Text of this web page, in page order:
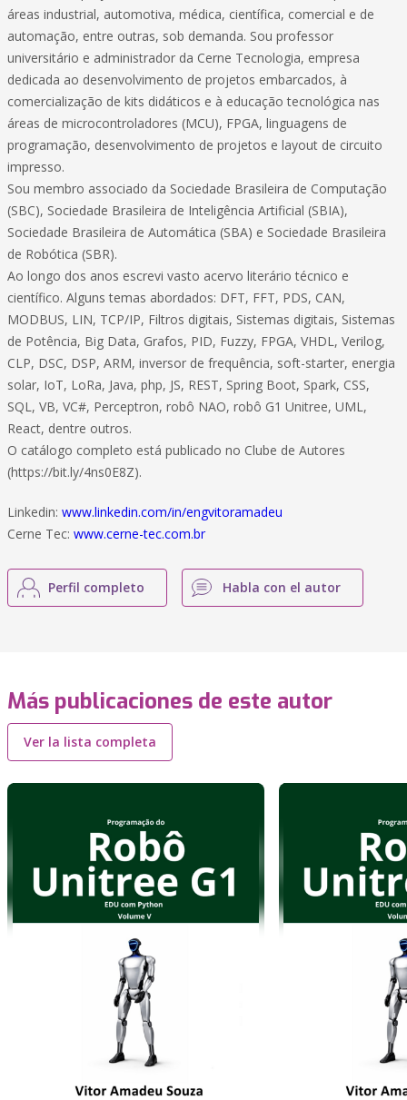
áreas industrial, automotiva, médica, científica, comercial e de
automação, entre outras, sob demanda. Sou professor
universitário e administrador da Cerne Tecnologia, empresa
dedicada ao desenvolvimento de projetos embarcados, à
comercialização de kits didáticos e à educação tecnológica nas
áreas de microcontroladores (MCU), FPGA, linguagens de
programação, desenvolvimento de projetos e layout de circuito
impresso.
Sou membro associado da Sociedade Brasileira de Computação
(SBC), Sociedade Brasileira de Inteligência Artificial (SBIA),
Sociedade Brasileira de Automática (SBA) e Sociedade Brasileira
de Robótica (SBR).
Ao longo dos anos escrevi vasto acervo literário técnico e
científico. Alguns temas abordados: DFT, FFT, PDS, CAN,
MODBUS, LIN, TCP/IP, Filtros digitais, Sistemas digitais, Sistemas
de Potência, Big Data, Grafos, PID, Fuzzy, FPGA, VHDL, Verilog,
CLP, DSC, DSP, ARM, inversor de frequência, soft-starter, energia
solar, IoT, LoRa, Java, php, JS, REST, Spring Boot, Spark, CSS,
SQL, VB, VC#, Perceptron, robô NAO, robô G1 Unitree, UML,
React, dentre outros.
O catálogo completo está publicado no Clube de Autores
(https://bit.ly/4ns0E8Z).
Linkedin: www.linkedin.com/in/engvitoramadeu
Cerne Tec: www.cerne-tec.com.br
Perfil completo Habla con el autor
Más publicaciones de este autor
Ver la lista completa